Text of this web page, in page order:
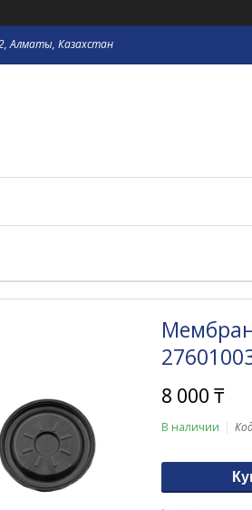
Алматы, Казахстан
8 000 ₸
В наличии